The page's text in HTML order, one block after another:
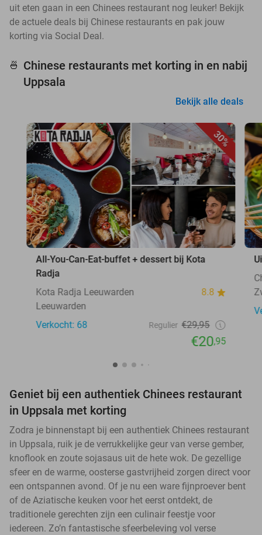
uit eten gaan in een Chinees restaurant nog leuker! Bekijk
de actuele deals bij Chinese restaurants en pak jouw
korting via Social Deal.
🍜
Chinese restaurants met korting in en nabij
Uppsala
Bekijk alle deals
30%
All-You-Can-Eat-buffet + dessert bij Kota
Radja
Kota Radja Leeuwarden
8.8
Leeuwarden
Verkocht: 68
Regulier €29,95
€20,95
Geniet bij een authentiek Chinees restaurant
in Uppsala met korting
Zodra je binnenstapt bij een authentiek Chinees restaurant
in Uppsala, ruik je de verrukkelijke geur van verse gember,
knoflook en zoute sojasaus uit de hete wok. De gezellige
sfeer en de warme, oosterse gastvrijheid zorgen direct voor
een ontspannen avond. Of je nu een ware fijnproever bent
of de Aziatische keuken voor het eerst ontdekt, de
traditionele gerechten zijn een culinair feestje voor
iedereen. Zo’n fantastische sfeerbeleving vol verse